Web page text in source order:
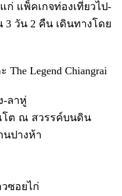
ก่ แพ็คเกจท่องเที่ยวไป-
3 วัน 2 คืน เดินทางโดย
Legend Chiangrai
-ลาหู่
โต ณ สวรรค์บนดิน
ปางห้า
ซอยไก่